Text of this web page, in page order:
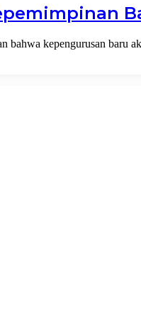
bahwa kepengurusan baru